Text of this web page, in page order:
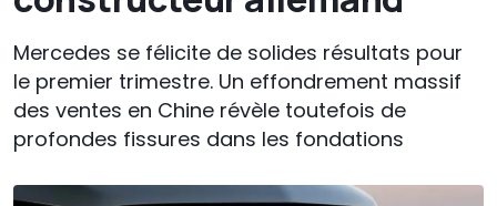
Mercedes se félicite de solides résultats pour
le premier trimestre. Un effondrement massif
des ventes en Chine révèle toutefois de
profondes fissures dans les fondations